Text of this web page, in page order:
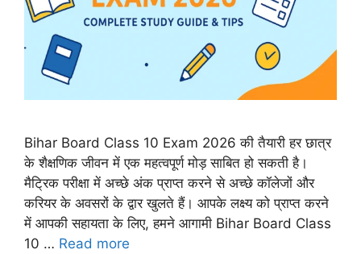
Bihar Board Class 10 Exam 2026 की तैयारी हर छात्र
के शैक्षणिक जीवन में एक महत्वपूर्ण मोड़ साबित हो सकती है।
मैट्रिक परीक्षा में अच्छे अंक प्राप्त करने से अच्छे कॉलेजों और
करियर के अवसरों के द्वार खुलते हैं। आपके लक्ष्य को प्राप्त करने
में आपकी सहायता के लिए, हमने आगामी Bihar Board Class
10 … Read more